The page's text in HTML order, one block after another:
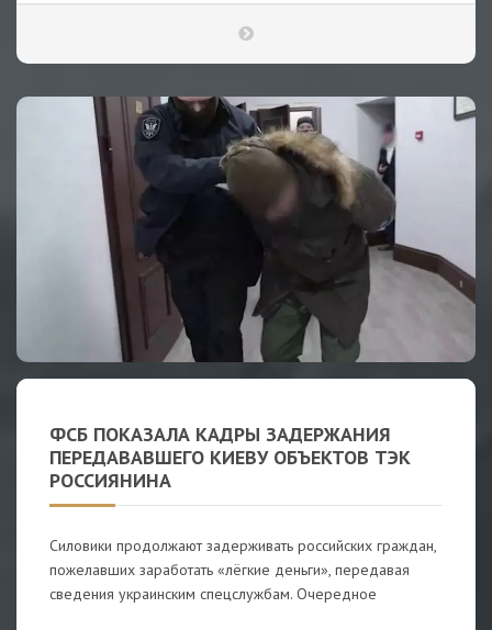
ФСБ ПОКАЗАЛА КАДРЫ ЗАДЕРЖАНИЯ
ПЕРЕДАВАВШЕГО КИЕВУ ОБЪЕКТОВ ТЭК
РОССИЯНИНА
Силовики продолжают задерживать российских граждан,
пожелавших заработать «лёгкие деньги», передавая
сведения украинским спецслужбам. Очередное